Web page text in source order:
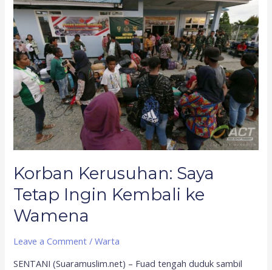
Korban Kerusuhan: Saya
Tetap Ingin Kembali ke
Wamena
Leave a Comment /Warta
SENTANI (Suaramuslim.net) – Fuad tengah duduk sambil
Kerusuhan:
Saya
Tetap
Ingin
Kembali
ke
Wamena